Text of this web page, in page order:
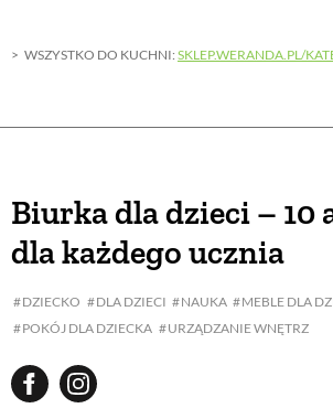
WSZYSTKO DO KUCHNI: SKLEP.WERANDA.PL/
Biurka dla dzieci – 10
dla każdego ucznia
DZIECKO DLA DZIECI NAUKA
MEBLE DLA
POKÓJ DLA DZIECKA
URZĄDZANIE WNĘTRZ